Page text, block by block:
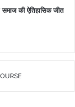
की ऐतिहासिक जीत